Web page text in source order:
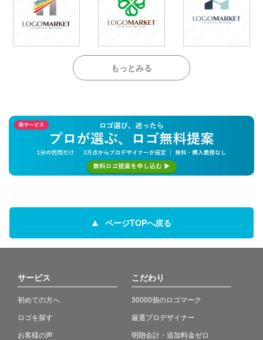
もっとみる
ページTOPへ戻る
サービス
初めての方へ
ロゴを探す
お客様の声
こだわり
30000個のロゴマーク
厳選プロデザイナー
明朗会計・追加料金ゼロ